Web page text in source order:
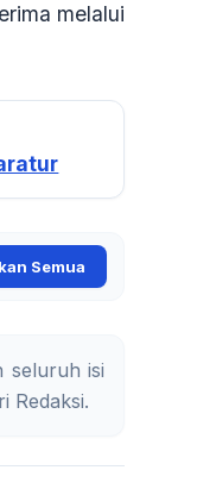
melalui
Semua
seluruh isi
Redaksi.